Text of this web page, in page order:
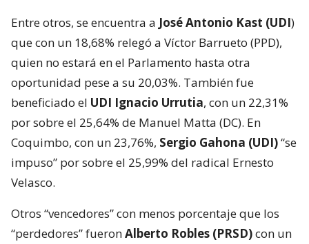
Entre otros, se encuentra a José Antonio Kast (UDI)
que con un 18,68% relegó a Víctor Barrueto (PPD),
quien no estará en el Parlamento hasta otra
oportunidad pese a su 20,03%. También fue
beneficiado el UDI Ignacio Urrutia, con un 22,31%
por sobre el 25,64% de Manuel Matta (DC). En
Coquimbo, con un 23,76%, Sergio Gahona (UDI)“se
impuso” por sobre el 25,99% del radical Ernesto
Velasco.
Otros “vencedores” con menos porcentaje que los
“perdedores” fueronAlberto Robles (PRSD)con un